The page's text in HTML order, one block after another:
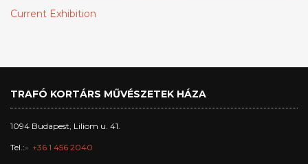
Current Exhibition
TRAFÓ KORTÁRS MŰVÉSZETEK HÁZA
1094 Budapest, Liliom u. 41.
Tel.: +36 1 456 2040